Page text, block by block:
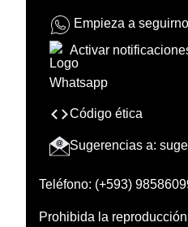
Empieza a
Activar
Código ética
Sugerencias a:
Teléfono: (+593)
Prohibida la